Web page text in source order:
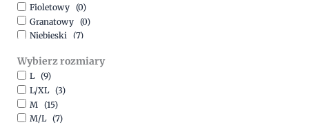
Fioletowy (0)
Granatowy (0)
Niebieski (7)
Pomarańczowy
(2)
Różowy
Srebrny
Szary
Turkusowy
Wybierz rozmiary
L (9)
L/XL (3)
M (15)
M/L (7)